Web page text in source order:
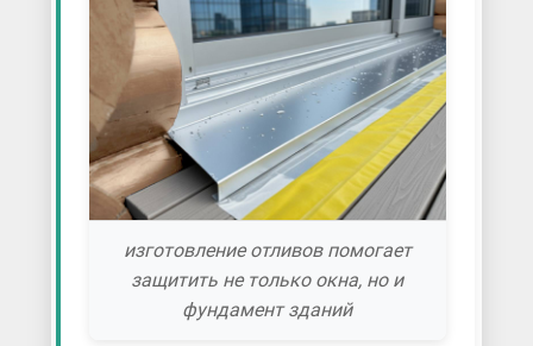
изготовление отливов помогает
защитить не только окна, но и
фундамент зданий